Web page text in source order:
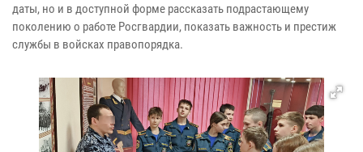
даты, но и в доступной форме рассказать подрастающему
поколению о работе Росгвардии, показать важность и престиж
службы в войсках правопорядка.